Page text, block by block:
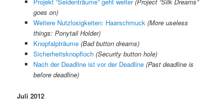
Projekt “Seidenträume” geht weiter (Project “Silk Dreams”
goes on)
Weitere Nutzlosigkeiten: Haarschmuck (More useless
things: Ponytail Holder)
Knopfalpträume (Bad button dreams)
Sicherheitsknopfloch (Security button hole)
Nach der Deadline ist vor der Deadline (Past deadline is
before deadline)
Juli 2012